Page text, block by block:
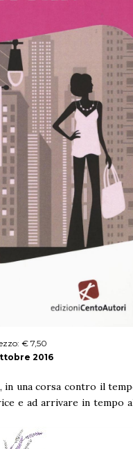
€ 7,50
2016
in una corsa contro il
e ad arrivare in tempo